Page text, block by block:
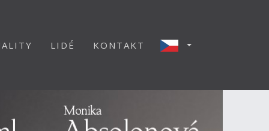
LIDÉ KONTAKT